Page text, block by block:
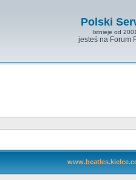
Polski
Istnieje od
jesteś na Forum